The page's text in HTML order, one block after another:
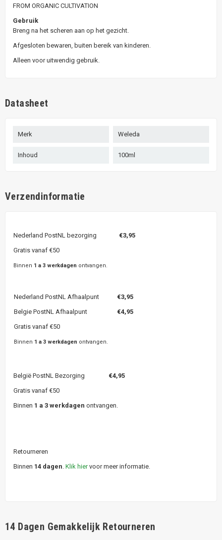
FROM ORGANIC CULTIVATION
Gebruik
Breng na het scheren aan op het gezicht.
Afgesloten bewaren, buiten bereik van kinderen.
Alleen voor uitwendig gebruik.
Datasheet
Merk Weleda
Inhoud 100ml
Verzendinformatie
Nederland PostNL bezorging €3,95
Gratis vanaf €50
Binnen 1 a 3 werkdagen ontvangen.
Nederland PostNL Afhaalpunt €3,95
Belgie PostNL Afhaalpunt
€4,95
Gratis vanaf €50
Binnen 1 a 3 werkdagen ontvangen.
België PostNL Bezorging €4,95
Gratis vanaf €50
Binnen 1 a 3 werkdagen ontvangen.
Retourneren
Binnen 14 dagen Klik hiervoor meer informatie.
14 Dagen Gemakkelijk Retourneren